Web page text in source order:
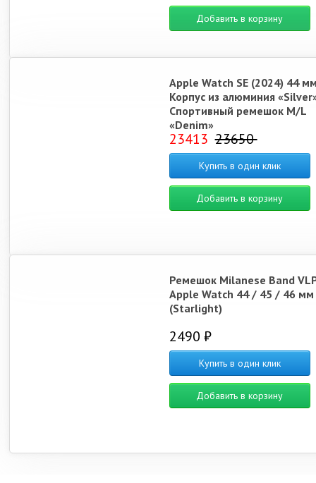
Добавить в корзину
Apple Watch SE (2024) 44
Корпус из алюминия
Спортивный ремешок M/L
«Denim»
23413 23650
Купить в один клик
Добавить в корзину
Ремешок Milanese Band
Apple Watch 44 / 45 / 46 мм
(Starlight)
2490 ₽
Купить в один клик
Добавить в корзину